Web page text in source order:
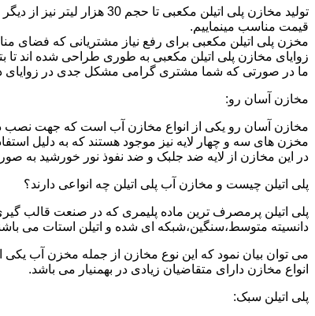
تولید مخازن پلی اتیلن
قیمت مناسب مینماییم.
مخزن پلی اتیلن مکعبی برای رفع نیاز مشتریانی که فضای
زوایای مخازن پلی اتیلن مکعبی به طوری طراحی شده اند تا
ما در صورتی که شما مشتری گرامی مشکل جدی در زوایای
مخازن آسان رو:
مخازن آسان رو یکی از انواع مخازن آب است که جهت نصب
مخزن های سه و چهار لایه نیز موجود هستند که به دلیل
در این مخازن از لایه ضد جلبک و ضد نفوذ نور خورشید به
پلی اتیلن چیست و مخازن آب پلی اتیلن چه انواعی دارند؟
دانسیته متوسط،سنگین،شبکه ای شده و اتیلن استات می
می توان بیان نمود که این نوع مخازن از جمله مخزن آب
انواع مخازن دارای متقاضیان زیادی در بهمنیار می باشد.
پلی اتیلن سبک: